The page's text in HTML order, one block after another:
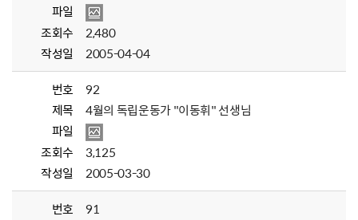
파일
조회수
2,480
작성일
2005-04-04
번호
92
제목
4월의 독립운동가 "이동휘" 선생님
파일
조회수
3,125
작성일
2005-03-30
번호
91